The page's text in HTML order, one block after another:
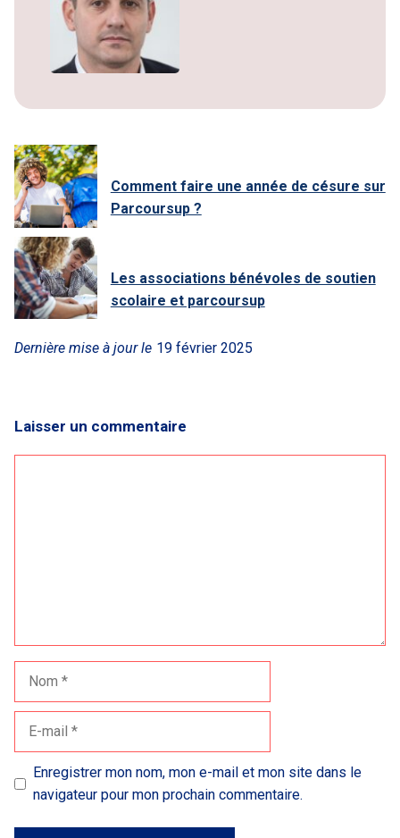
Comment faire une année de césure sur
Parcoursup ?
Les associations bénévoles de soutien
scolaire et parcoursup
Dernière mise à jour le 19 février 2025
Laisser un commentaire
Nom
Enregistrer mon nom, mon e-mail et mon site dans le
navigateur pour mon prochain commentaire.